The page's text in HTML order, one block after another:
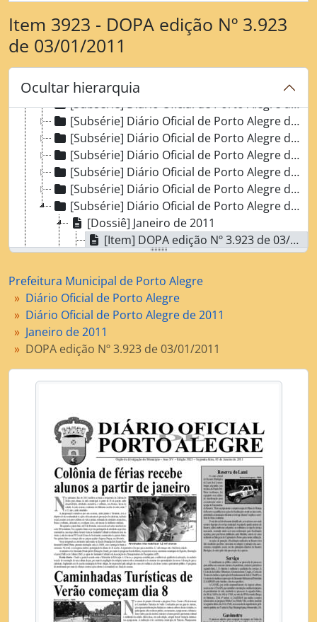
Item 3923 - DOPA edição Nº 3.923
de 03/01/2011
Ocultar hierarquia
[Subsérie] Diário Oficial de Porto Alegre de 2000
[Subsérie] Diário Oficial de Porto Alegre de 2001
[Subsérie] Diário Oficial de Porto Alegre de 2002
[Subsérie] Diário Oficial de Porto Alegre de 2003
[Subsérie] Diário Oficial de Porto Alegre de 2004
[Subsérie] Diário Oficial de Porto Alegre de 2005
[Subsérie] Diário Oficial de Porto Alegre de 2006
[Subsérie] Diário Oficial de Porto Alegre de 2007
[Subsérie] Diário Oficial de Porto Alegre de 2008
[Subsérie] Diário Oficial de Porto Alegre de 2009
[Subsérie] Diário Oficial de Porto Alegre de 2010
[Subsérie] Diário Oficial de Porto Alegre de 2011
[Dossiê] Janeiro de 2011
[Item] DOPA edição Nº 3.923 de 03/01/2011
[Item] DOPA edição Nº 3.924 de 04/01/2011
[Item] DOPA edição Nº 3.925 de 05/01/2011
[Item] DOPA edição Nº 3.926 de 06/01/2011
[Item] DOPA edição Nº 3.927 de 07/01/2011
[Item] DOPA edição Nº 3.928 de 10/01/2011
[Item] DOPA edição Nº 3.929 de 11/01/2011
[Item] DOPA edição Nº 3.934 de 18/01/2011
[Item] DOPA edição Nº 3.935 de 19/01/2011
[Item] DOPA edição Nº 3.936 de 20/01/2011
[Item] DOPA edição Nº 3.937 de 21/01/2011
[Item] DOPA edição Nº 3.938 de 24/01/2011
[Item] DOPA edição Nº 3.939 de 25/01/2011
[Item] DOPA edição Nº 3.940 de 26/01/2011
[Item] DOPA edição Nº 3.941 de 27/01/2011
[Item] DOPA edição Nº 3.942 de 28/01/2011
[Item] DOPA edição Nº 3.943 de 31/01/2011
[Dossiê] Fevereiro de 2011
[Dossiê] Março de 2011
Prefeitura Municipal de Porto Alegre
Diário Oficial de Porto Alegre
Diário Oficial de Porto Alegre de 2011
Janeiro de 2011
DOPA edição Nº 3.923 de 03/01/2011